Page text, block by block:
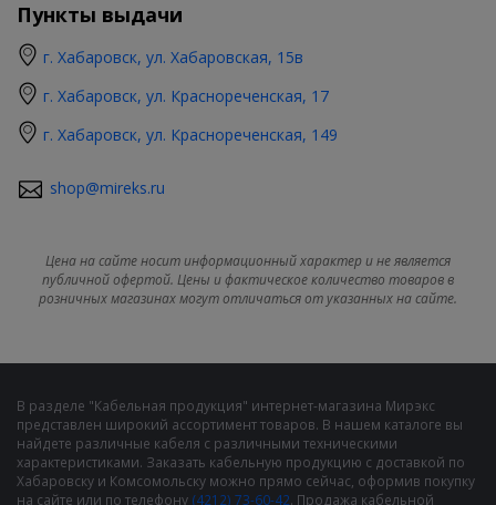
Пункты выдачи
г. Хабаровск, ул. Хабаровская, 15в
г. Хабаровск, ул. Краснореченская, 17
г. Хабаровск, ул. Краснореченская, 149
shop@mireks.ru
Цена на сайте носит информационный характер и не является
публичной офертой. Цены и фактическое количество товаров в
розничных магазинах могут отличаться от указанных на сайте.
В разделе "Кабельная продукция" интернет-магазина Мирэкс
представлен широкий ассортимент товаров. В нашем каталоге вы
найдете различные кабеля с различными техническими
характеристиками. Заказать кабельную продукцию с доставкой по
Хабаровску и Комсомольску можно прямо сейчас, оформив покупку
на сайте или по телефону (4212) 73-60-42. Продажа кабельной